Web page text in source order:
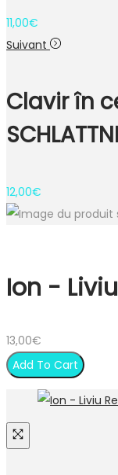
11,00€
Suivant
Clavir în
12,00€
Ion -
13,00€
Add To Cart